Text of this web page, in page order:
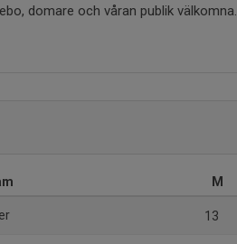
domare och våran publik välkomna.
M
13